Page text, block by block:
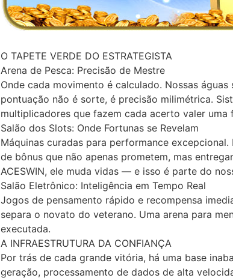
O TAPETE VERDE DO ESTRATEGISTA
Arena de Pesca: Precisão de Mestre
Onde cada movimento é calculado. Nossas
pontuação não é sorte, é precisão milimétrica.
multiplicadores que fazem cada acerto valer uma
Salão dos Slots: Onde Fortunas se Revelam
Máquinas curadas para performance
de bônus que não apenas prometem, mas
ACESWIN, ele muda vidas — e isso é parte do
Salão Eletrônico: Inteligência em Tempo Real
Jogos de pensamento rápido e recompensa
separa o novato do veterano. Uma arena para
executada.
A INFRAESTRUTURA DA CONFIANÇA
Por trás de cada grande vitória, há uma base
geração, processamento de dados de alta